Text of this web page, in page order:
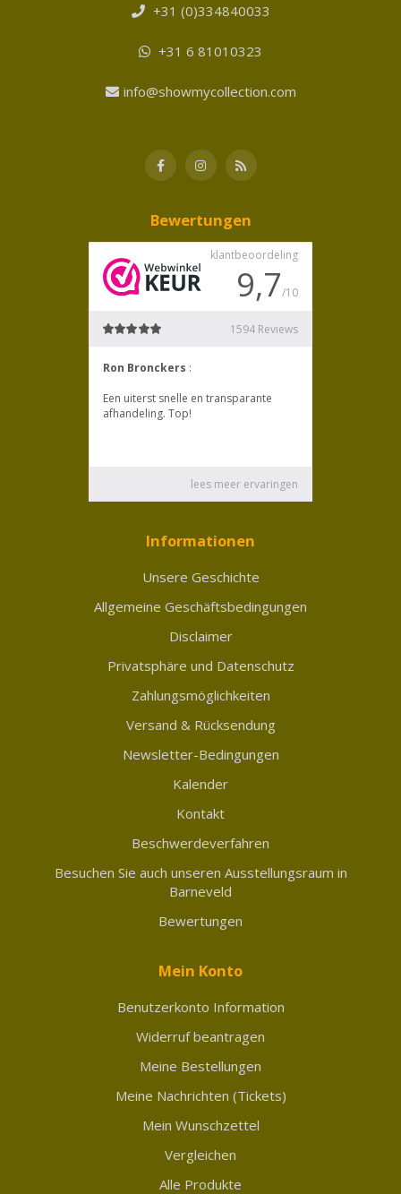
+31 (0)334840033
+31 6 81010323
info@showmycollection.com
Bewertungen
Informationen
Unsere Geschichte
Allgemeine Geschäftsbedingungen
Disclaimer
Privatsphäre und Datenschutz
Zahlungsmöglichkeiten
Versand & Rücksendung
Newsletter-Bedingungen
Kalender
Kontakt
Beschwerdeverfahren
Besuchen Sie auch unseren Ausstellungsraum in
Barneveld
Bewertungen
Mein Konto
Benutzerkonto Information
Widerruf beantragen
Meine Bestellungen
Meine Nachrichten (Tickets)
Mein Wunschzettel
Vergleichen
Alle Produkte